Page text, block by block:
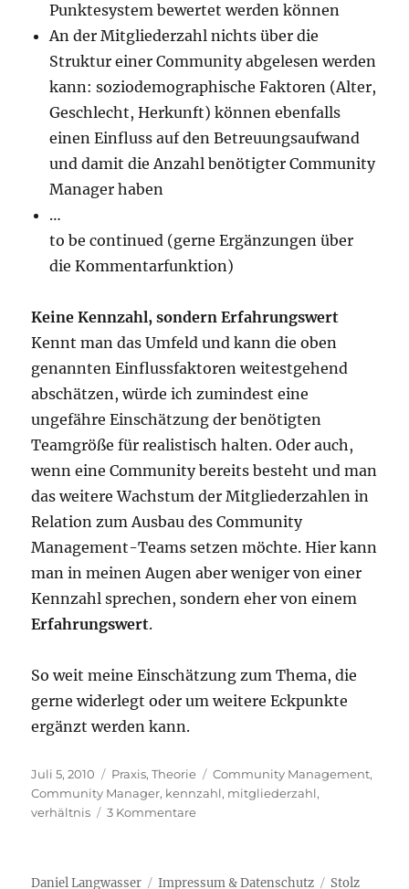
Punktesystem bewertet werden können
An der Mitgliederzahl nichts über die
Struktur einer Community abgelesen werden
kann: soziodemographische Faktoren (Alter,
Geschlecht, Herkunft) können ebenfalls
einen Einfluss auf den Betreuungsaufwand
und damit die Anzahl benötigter Community
Manager haben
…
to be continued (gerne Ergänzungen über
die Kommentarfunktion)
Keine Kennzahl, sondern Erfahrungswert
Kennt man das Umfeld und kann die oben
genannten Einflussfaktoren weitestgehend
abschätzen, würde ich zumindest eine
ungefähre Einschätzung der benötigten
Teamgröße für realistisch halten. Oder auch,
wenn eine Community bereits besteht und man
das weitere Wachstum der Mitgliederzahlen in
Relation zum Ausbau des Community
Management-Teams setzen möchte. Hier kann
man in meinen Augen aber weniger von einer
Kennzahl sprechen, sondern eher von einem
Erfahrungswert.
So weit meine Einschätzung zum Thema, die
gerne widerlegt oder um weitere Eckpunkte
ergänzt werden kann.
Veröffentlicht
am
Juli 5, 2010 Kategorien
Praxis,Theorie Schlagwörter
Community Management,
Community Manager, kennzahl, mitgliederzahl,
verhältnis
3 Kommentarezu
Daniel Langwasser Impressum & Datenschutz Stolz